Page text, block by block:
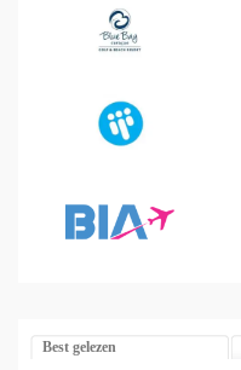
Best gelezen